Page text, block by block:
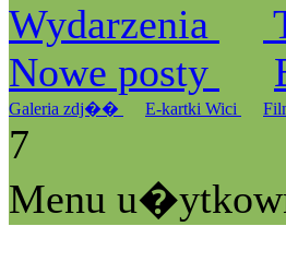
Wydarzenia
Nowe posty
Galeria zdj�� E-kartki Wici
7
Menu